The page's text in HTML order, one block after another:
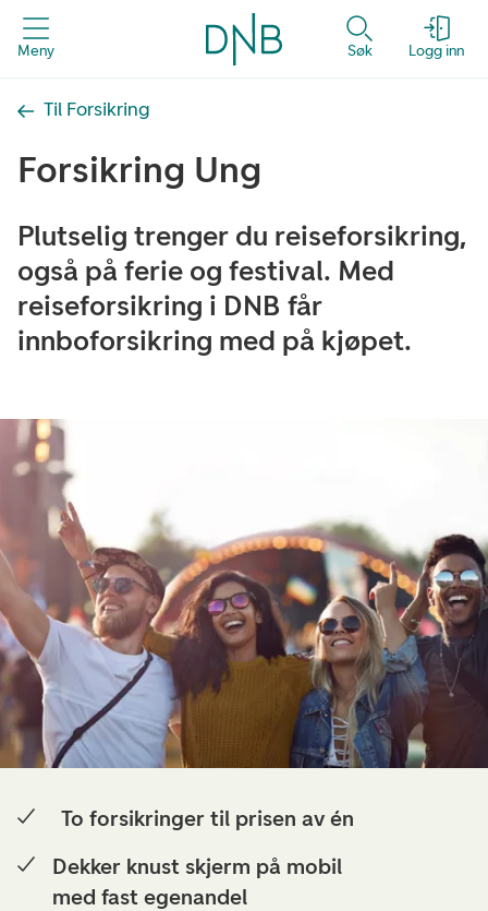
Meny Søk Logg inn
Til Forsikring
Forsikring Ung
Plutselig trenger du reiseforsikring,
også på ferie og festival. Med
reiseforsikring i DNB får
innboforsikring med på kjøpet.
To forsikringer til prisen av én
Dekker knust skjerm på mobil
med fast egenandel